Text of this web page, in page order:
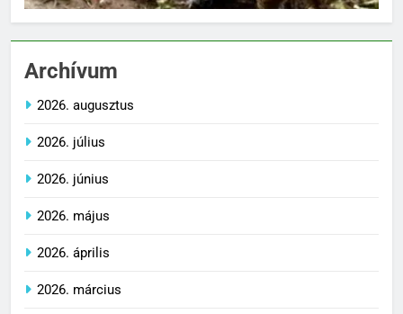
Archívum
2026. augusztus
2026. július
2026. június
2026. május
2026. április
2026. március